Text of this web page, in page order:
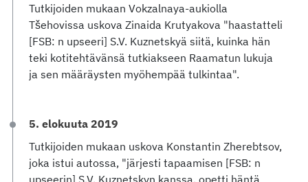
Tutkijoiden mukaan Vokzalnaya-aukiolla
Tšehovissa uskova Zinaida Krutyakova "haastatteli
[FSB: n upseeri] S.V. Kuznetskyä siitä, kuinka hän
teki kotitehtävänsä tutkiakseen Raamatun lukuja
ja sen määräysten myöhempää tulkintaa".
5. elokuuta 2019
Tutkijoiden mukaan uskova Konstantin Zherebtsov,
joka istui autossa, "järjesti tapaamisen [FSB: n
upseerin] S.V. Kuznetskyn kanssa, opetti häntä